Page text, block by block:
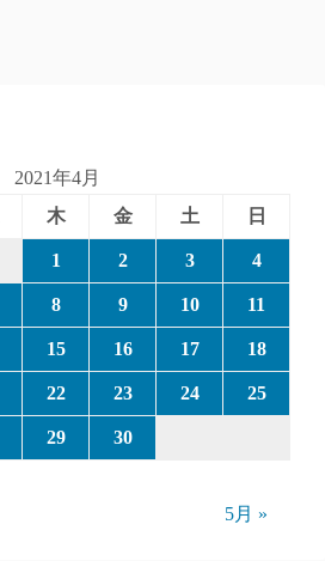
2021年4月
木 金 土 日
1 2 3 4
8 9 10 11
15 16 17 18
22 23 24 25
29 30
5月 »